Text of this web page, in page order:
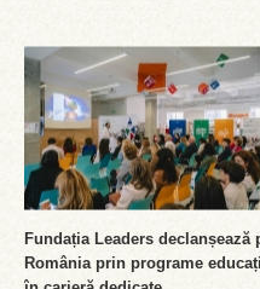
Fundația Leaders
România prin programe